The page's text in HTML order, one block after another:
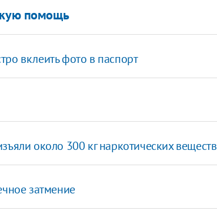
помощь
вклеить фото в паспорт
около 300 кг наркотических веществ
затмение